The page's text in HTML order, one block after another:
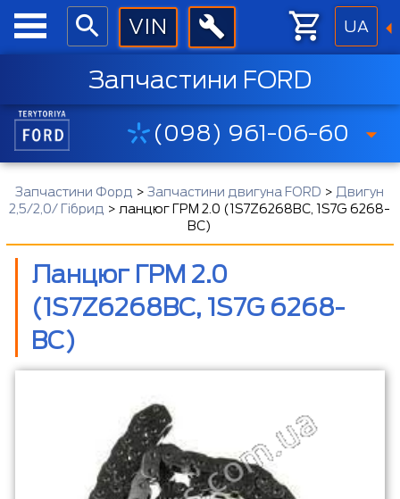
UA
Запчастини FORD
(098) 961-06-60
Запчастини Форд >Запчастини двигуна FORD > Двигун
2,5/2,0/ Гібрид > ланцюг ГРМ 2.0 (1S7Z6268BC, 1S7G 6268-
BC)
Ланцюг ГРМ 2.0
(1S7Z6268BC, 1S7G 6268-
BC)